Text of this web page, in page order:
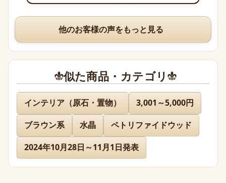
いつも、丁寧な梱包や手書きのメッセージ、そして素敵な
オマケまでありがとうございますm(*_ _)m
名無し 様
先日通販を利用させて頂きましたが迅速に対応、お送り下
さりまして有難うございました。
どのお品物も画像で見た以上に美しく、お迎えできて本当
に嬉しかったです。
他のお客様の声をもっと見る
似た商品・カテゴリ
インテリア（原石・置物）
3,001～5,000円
ブラウン系
水晶
ペトリファイドウッド
2024年10月28日～11月1日発表